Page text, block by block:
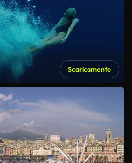
Scaricamento